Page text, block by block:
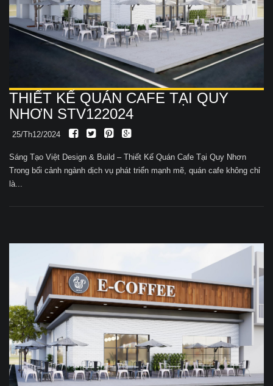
THIẾT KẾ QUÁN CAFE TẠI QUY
NHƠN STV122024
25/Th12/2024
Sáng Tạo Việt Design & Build – Thiết Kế Quán Cafe Tại Quy Nhơn
Trong bối cảnh ngành dịch vụ phát triển mạnh mẽ, quán cafe không chỉ
là...